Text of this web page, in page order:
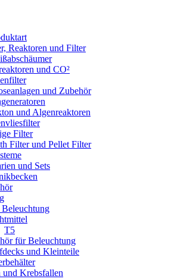
Reaktoren und Filter
und CO²
und Zubehör
und Algenreaktoren
Filter
Filter und Pellet Filter
und Sets
T5
für Beleuchtung
und Kleinteile
und Krebsfallen